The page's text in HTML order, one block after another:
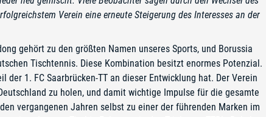
Verein eine erneute Steigerung des Interesses an der
gehört zu den größten Namen unseres Sports, und Borussia
Tischtennis. Diese Kombination besitzt enormes Potenzial.
1. FC Saarbrücken-TT an dieser Entwicklung hat. Der Verein
zu holen, und damit wichtige Impulse für die gesamte
vergangenen Jahren selbst zu einer der führenden Marken im